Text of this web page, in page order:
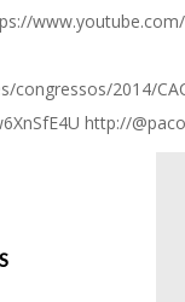
2014/
http://